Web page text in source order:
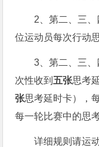
2、第二、三
位运动员每次行动
3、第二、三
次性收到 五张思考
张思考延时卡），
每一轮比赛中的思
详细规则请运